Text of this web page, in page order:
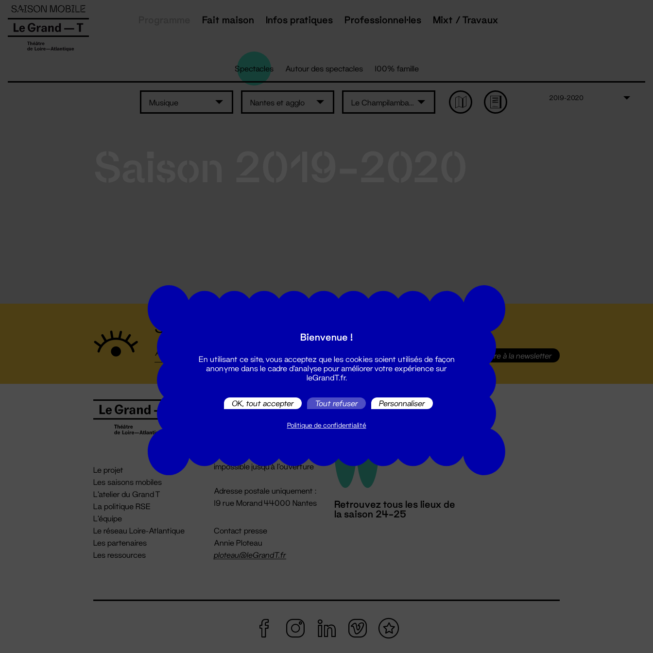
Fait maison Infos pratiques Professionnel·les Mixt / Travaux
Spectacles Autour des spectacles 100% famille
Musique Nantes et agglo Le Champilambart
2019-2020
Suivez toutes les actualités du Grand T :
S'inscrire à la newsletter
Le projet
Les saisons mobiles
L'atelier du Grand T
La politique RSE
L'équipe
Le réseau Loire-Atlantique
Les partenaires
Les ressources
Billetterie
billetterie@leGrandT.fr
impossible jusqu'à l'ouverture
Adresse postale uniquement :
19 rue Morand 44000 Nantes
Contact presse
Annie Ploteau
ploteau@leGrandT.fr
Retrouvez tous les lieux de
la saison 24-25
Panneau de gestion des cookies
Bienvenue !
En utilisant ce site, vous acceptez que les cookies soient utilisés de façon
anonyme dans le cadre d'analyse pour améliorer votre expérience sur
leGrandT.fr.
OK, tout accepter Tout refuser Personnaliser
Politique de confidentialité